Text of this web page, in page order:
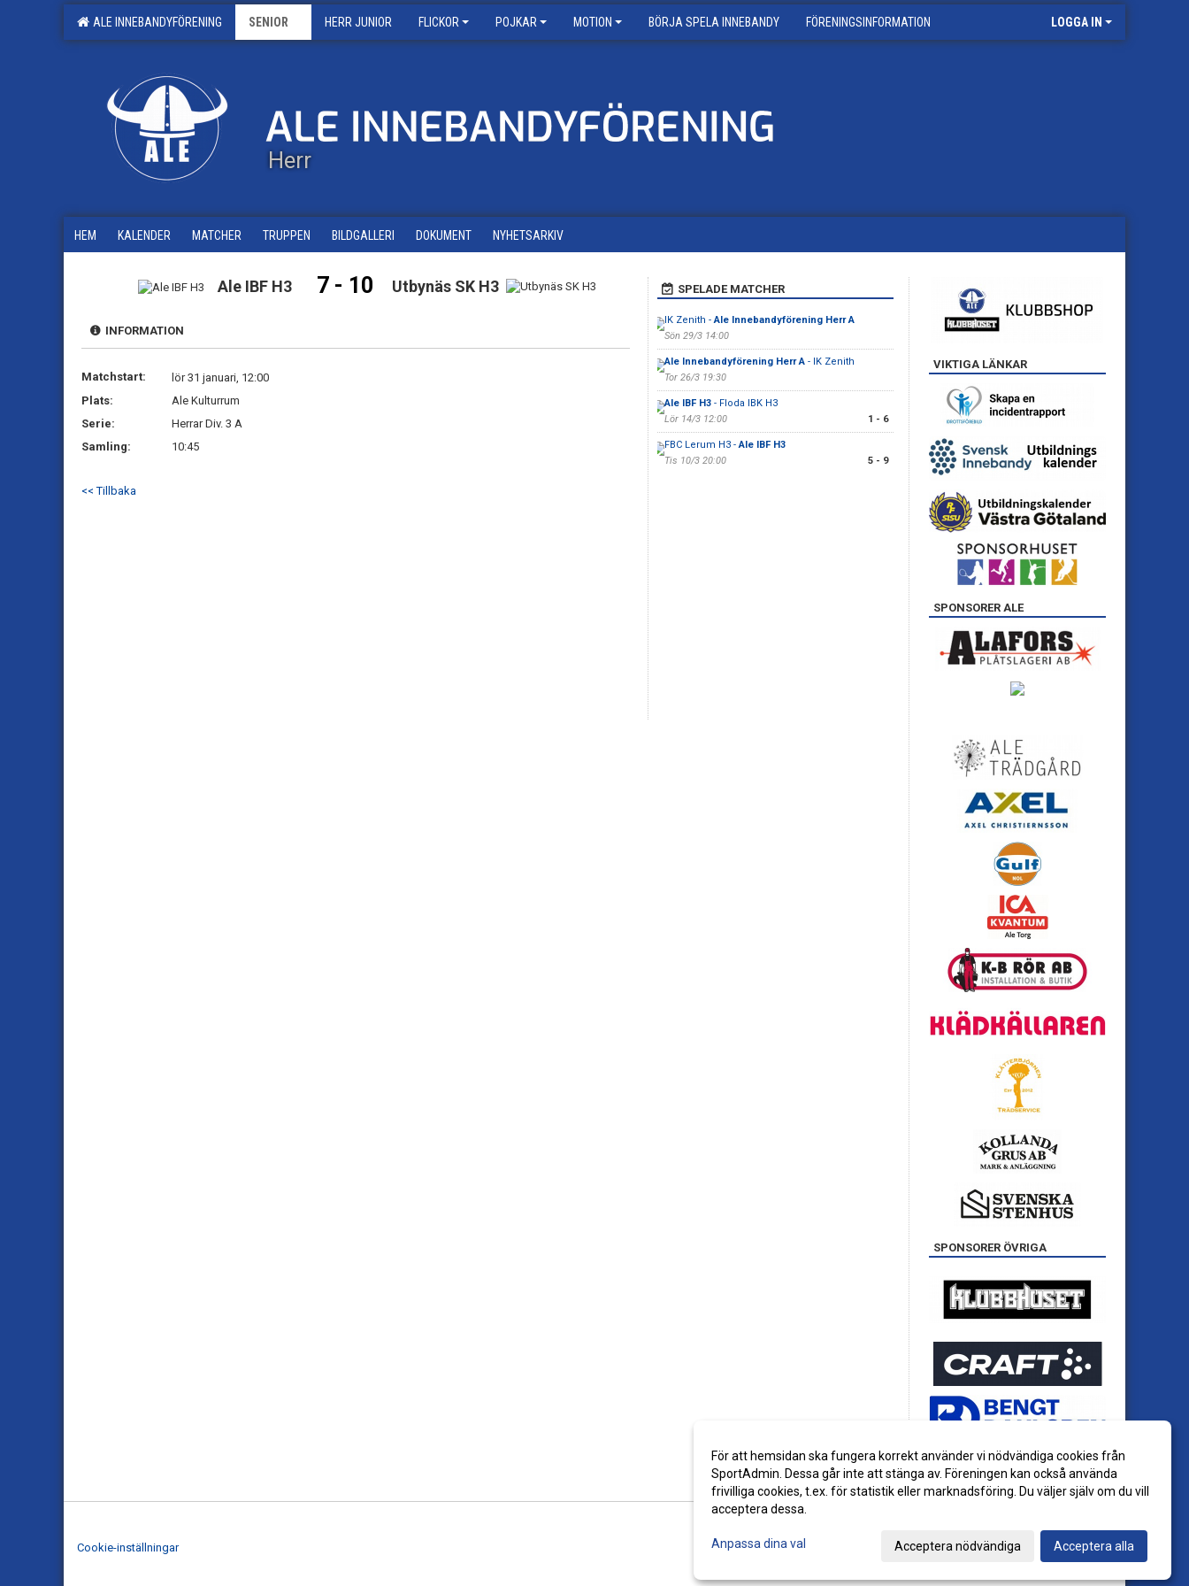
ALE INNEBANDYFÖRENING SENIOR HERR JUNIOR FLICKOR POJKAR MOTION BÖRJA SPELA INNEBANDY FÖRENINGSINFORMATION LOGGA IN
Herr
HEM KALENDER MATCHER TRUPPEN BILDGALLERI DOKUMENT NYHETSARKIV
Ale IBF H3 7 - 10 Utbynäs SK H3
INFORMATION
Matchstart:
lör 31 januari, 12:00
Plats:
Ale Kulturrum
Serie:
Herrar Div. 3 A
Samling:
10:45
<< Tillbaka
SPELADE MATCHER
IK Zenith -Ale Innebandyförening Herr A
Sön 29/3 14:00
Ale Innebandyförening Herr A- IK Zenith
Tor 26/3 19:30
Ale IBF H3- Floda IBK H3
Lör 14/3 12:00
1 - 6
FBC Lerum H3 -Ale IBF H3
Tis 10/3 20:00
5 - 9
VIKTIGA LÄNKAR
SPONSORER ALE
SPONSORER ÖVRIGA
Cookie-inställningar
För att hemsidan ska fungera korrekt använder vi nödvändiga cookies från
SportAdmin. Dessa går inte att stänga av. Föreningen kan också använda
frivilliga cookies, t.ex. för statistik eller marknadsföring. Du väljer själv om du vill
acceptera dessa.
Anpassa dina val Acceptera nödvändiga Acceptera alla